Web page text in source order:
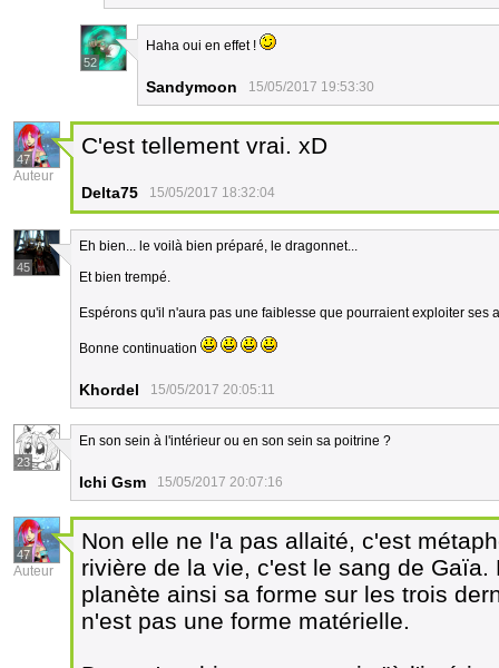
52
Haha oui en effet !
Sandymoon 15/05/2017 19:53:30
47
Auteur
C'est tellement vrai. xD
Delta75 15/05/2017 18:32:04
45
Eh bien... le voilà bien préparé, le dragonnet...
Et bien trempé.
Espérons qu'il n'aura pas une faiblesse que pourraient exploiter ses
Bonne continuation
Khordel 15/05/2017 20:05:11
23
En son sein à l'intérieur ou en son sein sa poitrine ?
Ichi Gsm 15/05/2017 20:07:16
47
Auteur
Non elle ne l'a pas allaité, c'est
rivière de la vie, c'est le sang de
planète ainsi sa forme sur les trois
n'est pas une forme matérielle.